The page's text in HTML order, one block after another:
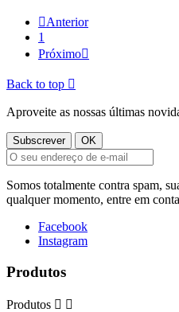
Anterior
1
Próximo
Back to top 
Aproveite as nossas últimas
Somos totalmente contra spam,
qualquer momento, entre em
Facebook
Instagram
Produtos
Produtos  